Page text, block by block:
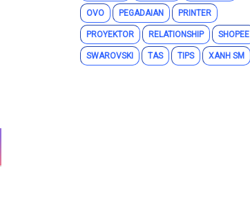
OVO PEGADAIAN PRINTER
PROYEKTOR RELATIONSHIP SHOPEE
SWAROVSKI TAS TIPS XANH SM